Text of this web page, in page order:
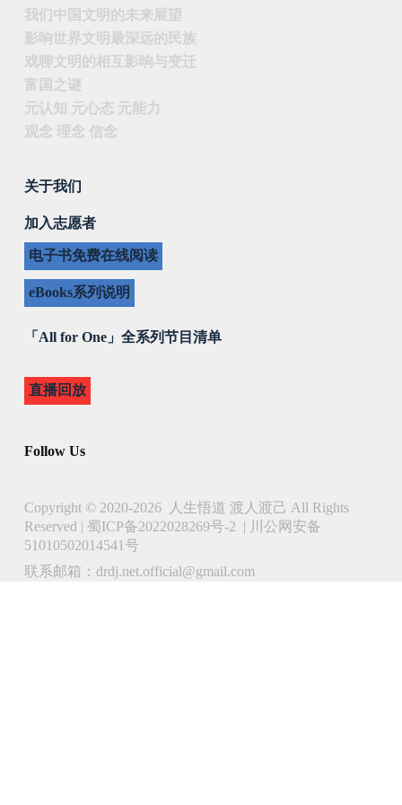
我们中国文明的未来展望
影响世界文明最深远的民族
戏聊文明的相互影响与变迁
富国之谜
元认知 元心态 元能力
观念 理念 信念
关于我们
加入志愿者
电子书免费在线阅读
eBooks系列说明
「All for One」全系列节目清单
直播回放
Follow Us
Copyright © 2020-2026 人生悟道 渡人渡己 All Rights
Reserved | 蜀ICP备2022028269号-2 |
川公网安备
51010502014541号
联系邮箱：drdj.net.official@gmail.com